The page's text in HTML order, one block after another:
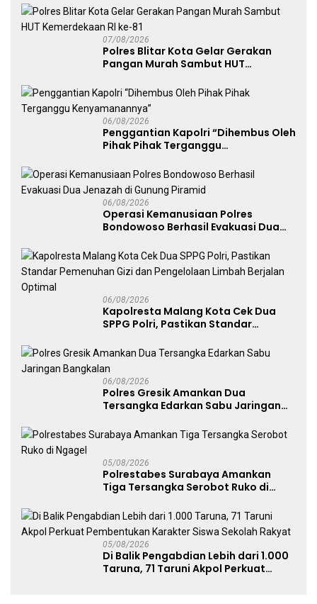
Mapolda
07/08/2026
Polres Blitar Kota Gelar Gerakan
Pangan Murah Sambut HUT
06/08/2026
Penggantian Kapolri “Dihembus Oleh
Pihak Pihak Terganggu
06/08/2026
Operasi Kemanusiaan Polres
Bondowoso Berhasil Evakuasi Dua
06/08/2026
Kapolresta Malang Kota Cek Dua
SPPG Polri, Pastikan Standar
Limbah Berjalan Optimal
06/08/2026
Polres Gresik Amankan Dua
Tersangka Edarkan Sabu Jaringan
05/08/2026
Polrestabes Surabaya Amankan
Tiga Tersangka Serobot Ruko di
05/08/2026
Di Balik Pengabdian Lebih dari 1.000
Taruna, 71 Taruni Akpol Perkuat